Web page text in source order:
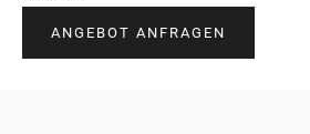
ANGEBOT ANFRAGEN